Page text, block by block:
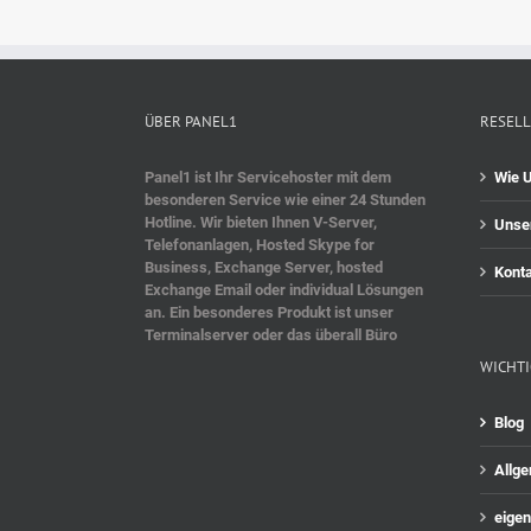
ÜBER PANEL1
Panel1 ist Ihr Servicehoster mit dem
besonderen Service wie einer 24 Stunden
Hotline. Wir bieten Ihnen V-Server,
Telefonanlagen, Hosted Skype for
Business, Exchange Server, hosted
Exchange Email oder individual Lösungen
an. Ein besonderes Produkt ist unser
Terminalserver oder das überall Büro
Wie
Blog